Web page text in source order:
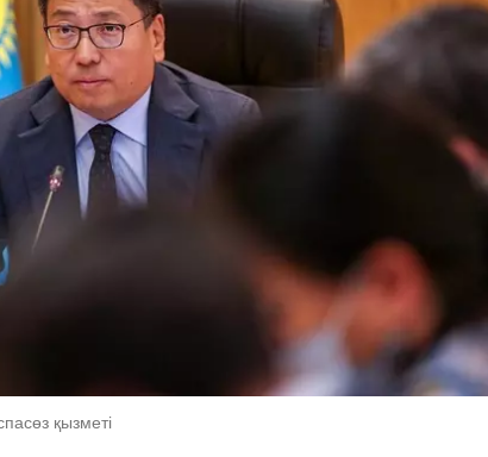
қызметі